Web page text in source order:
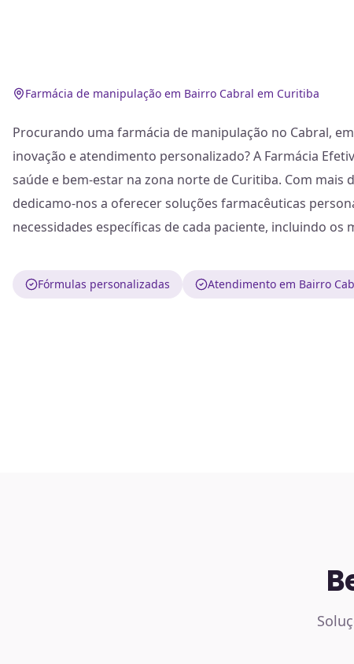
Farmácia de manipulação em Bairro Cabral em Curitiba
Procurando uma farmácia de manipulação no Cabral,
inovação e atendimento personalizado? A Farmácia
saúde e bem-estar na zona norte de Curitiba. Com mais
dedicamo-nos a oferecer soluções farmacêuticas
necessidades específicas de cada paciente, incluindo os
Fórmulas personalizadas Atendimento em Bairro